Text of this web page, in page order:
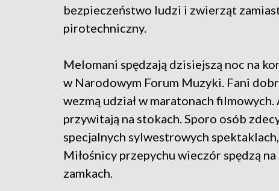
bezpieczeństwo ludzi i zwierząt
pirotechniczny.
Melomani spędzają dzisiejszą noc na
w Narodowym Forum Muzyki. Fani
wezmą udział w maratonach
przywitają na stokach. Sporo osób
specjalnych sylwestrowych
Miłośnicy przepychu wieczór spędzą
zamkach.